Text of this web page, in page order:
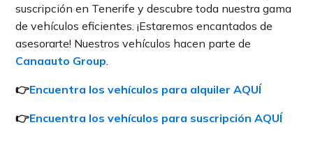
suscripción en Tenerife y descubre toda nuestra gama
de vehículos eficientes. ¡Estaremos encantados de
asesorarte! Nuestros vehículos hacen parte de
Canaauto Group
👉Encuentra los vehículos para alquiler AQUÍ
👉Encuentra los vehículos para suscripción AQUÍ